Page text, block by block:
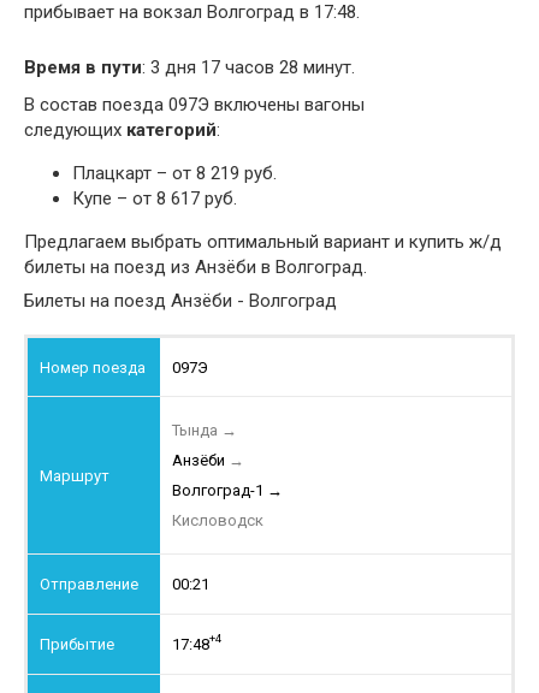
прибывает на вокзал Волгоград в 17:48.
Время в пути: 3 дня 17 часов 28 минут.
В состав поезда 097Э включены вагоны
следующих категорий:
Плацкарт – от 8 219 руб.
Купе – от 8 617 руб.
Предлагаем выбрать оптимальный вариант и купить ж/д
билеты на поезд из Анзёби в Волгоград.
Билеты на поезд Анзёби - Волгоград
097Э
Тында →
Анзёби →
Волгоград-1 →
Кисловодск
00:21
17:48+4